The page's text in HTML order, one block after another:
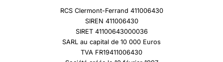
RCS Clermont-Ferrand 411006430
SIREN 411006430
SIRET 41100643000036
SARL au capital de 10 000 Euros
TVA FR19411006430